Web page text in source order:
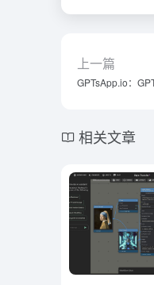
上一篇
GPTsApp.io：
相关文章